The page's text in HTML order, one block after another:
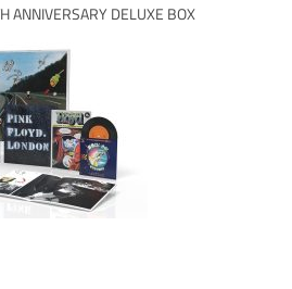
ANNIVERSARY DELUXE BOX